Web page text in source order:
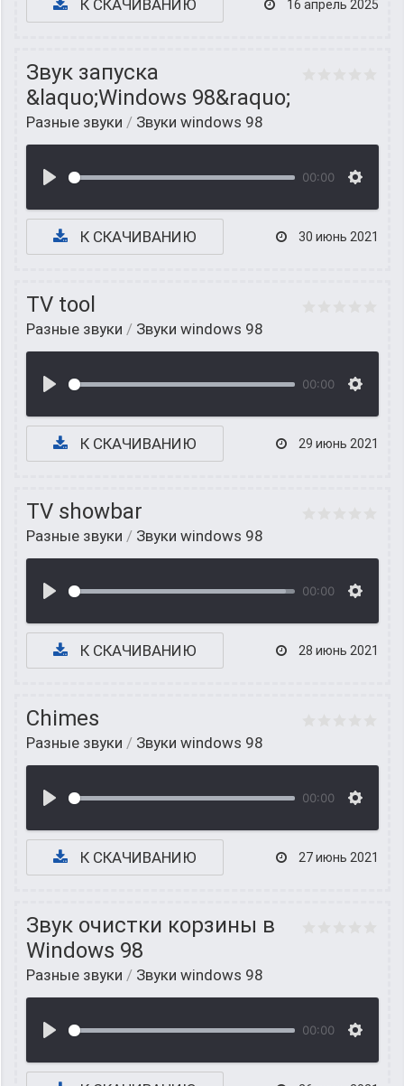
К СКАЧИВАНИЮ 16 апрель 2025
Звук запуска
&laquo;Windows 98&raquo;
Разные звуки / Звуки windows 98
00:00
К СКАЧИВАНИЮ 30 июнь 2021
TV tool
Разные звуки / Звуки windows 98
00:00
К СКАЧИВАНИЮ 29 июнь 2021
TV showbar
Разные звуки / Звуки windows 98
00:00
К СКАЧИВАНИЮ 28 июнь 2021
Chimes
Разные звуки / Звуки windows 98
00:00
К СКАЧИВАНИЮ 27 июнь 2021
Звук очистки корзины в
Windows 98
Разные звуки / Звуки windows 98
00:00